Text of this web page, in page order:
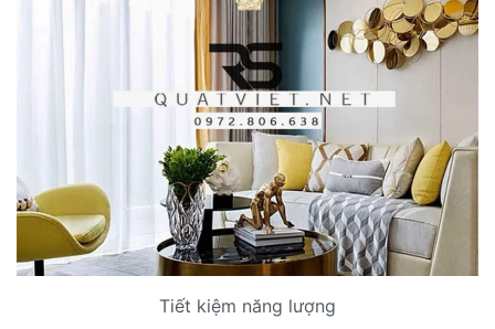
Tiết kiệm năng lượng